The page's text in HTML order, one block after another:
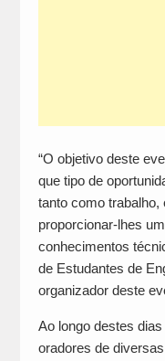
“O objetivo deste
que tipo de
tanto como
proporcionar-lhes
conhecimentos
de Estudantes de
organizador deste
Ao longo destes
oradores de